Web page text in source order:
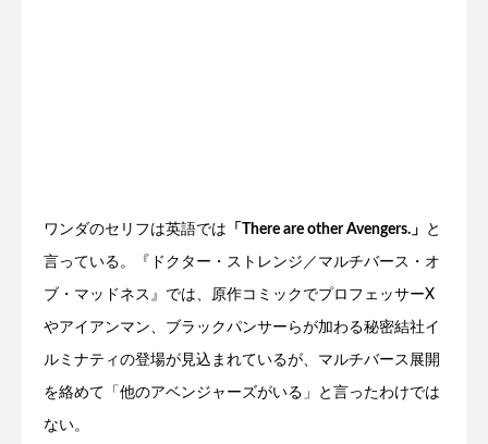
ワンダのセリフは英語では 「There are other Avengers.」 と
言っている。『ドクター・ストレンジ／マルチバース・オ
ブ・マッドネス』では、原作コミックでプロフェッサーX
やアイアンマン、ブラックパンサーらが加わる秘密結社イ
ルミナティの登場が見込まれているが、マルチバース展開
を絡めて「他のアベンジャーズがいる」と言ったわけでは
ない。